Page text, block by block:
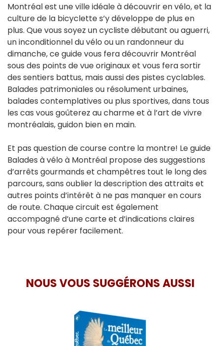
Montréal est une ville idéale à découvrir en vélo, et la
culture de la bicyclette s’y développe de plus en
plus. Que vous soyez un cycliste débutant ou aguerri,
un inconditionnel du vélo ou un randonneur du
dimanche, ce guide vous fera découvrir Montréal
sous des points de vue originaux et vous fera sortir
des sentiers battus, mais aussi des pistes cyclables.
Balades patrimoniales ou résolument urbaines,
balades contemplatives ou plus sportives, dans tous
les cas vous goûterez au charme et à l’art de vivre
montréalais, guidon bien en main.
Et pas question de course contre la montre! Le guide
Balades à vélo à Montréal propose des suggestions
d’arrêts gourmands et champêtres tout le long des
parcours, sans oublier la description des attraits et
autres points d’intérêt à ne pas manquer en cours
de route. Chaque circuit est également
accompagné d’une carte et d’indications claires
pour vous repérer facilement.
NOUS VOUS SUGGÉRONS AUSSI